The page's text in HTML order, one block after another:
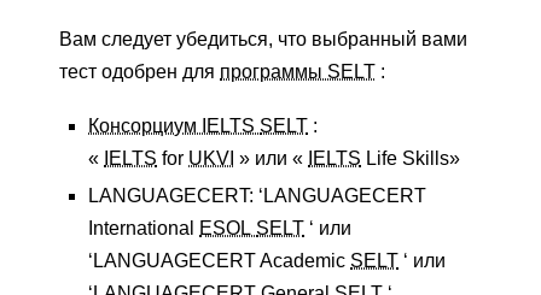
Вам следует убедиться, что выбранный вами
тест одобрен для программы SELT :
Консорциум IELTS SELT :
« IELTS for UKVI » или « IELTS Life Skills»
LANGUAGECERT: ‘LANGUAGECERT
International
ESOL SELT ‘ или
‘LANGUAGECERT Academic SELT ‘ или